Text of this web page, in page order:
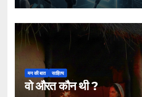
मन की बात साहित्य
वो औरत कौन थी ?